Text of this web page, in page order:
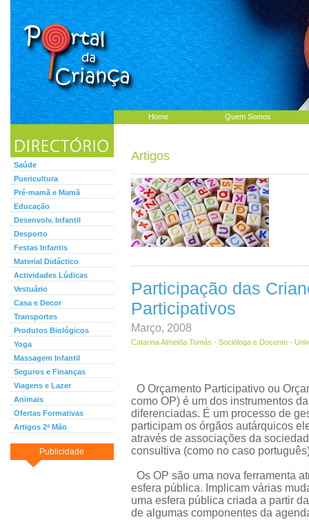
Home Quem Somos
Saúde
Puericultura
Pré-mamã e Mamã
Educação
Desenvolv. Infantil
Desporto
Festas Infantis
Material Didáctico
Actividades Lúdicas
Vestuário
Casa e Decor
Transportes
Produtos Biológicos
Yoga
Massagem Infantil
Seguros e Finanças
Viagens e Lazer
Animais
Ofertas Formativas
Artigos 2ª Mão
Publicidade
Artigos
Participação das
Participativos
Março, 2008
Catarina Almeida Tomás - Socióloga e Docente -
O Orçamento Participativo ou
como OP) é um dos instrumentos
diferenciadas. É um processo de
participam os órgãos autárquicos
através de associações da
consultiva (como no caso
Os OP são uma nova ferramenta
esfera pública. Implicam várias
uma esfera pública criada a partir
de algumas componentes da